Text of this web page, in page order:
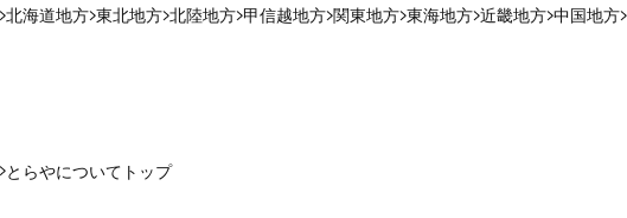
北海道地方 東北地方 北陸地方 甲信越地方 関東地方 東海地方 近畿地方 中国地方
とらやについて トップ